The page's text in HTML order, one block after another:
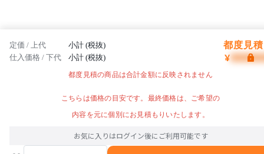
定価 / 上代 小計 (税抜) 都度見
仕入価格 / 下代 小計 (税抜) ¥
都度見積の商品は合計金額に反映されません
こちらは価格の目安です。最終価格は、ご希望の
内容を元に個別にお見積もりいたします。
お気に入りはログイン後にご利用可能です